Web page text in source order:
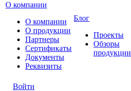
О компании
О компании
О продукции
Партнеры
Сертификаты
Документы
Реквизиты
Блог
Проекты
Обзоры
продукции
Войти